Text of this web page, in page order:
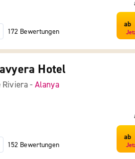
172 Bewertungen
ab
Hotel
- Alanya
152 Bewertungen
ab